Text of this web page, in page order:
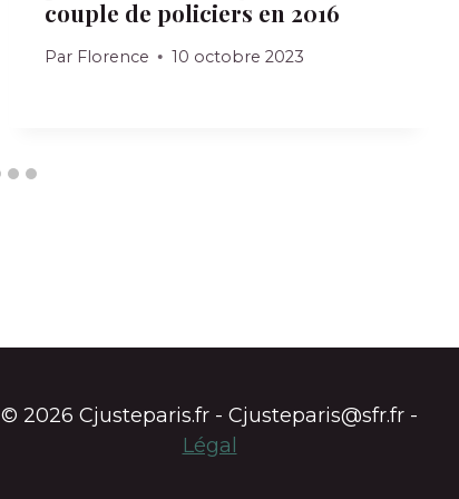
couple de policiers en 2016
Par Florence 10 octobre 2023
© 2026 Cjusteparis.fr - Cjusteparis@sfr.fr -
Légal